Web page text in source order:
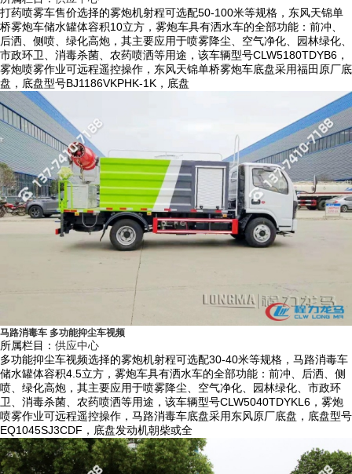
4）前冲洗、后洒水以及后作业水炮适用于城市道路环保降尘、道路清
洗、广告牌清洗环保作业，左右绿化浇灌装置可用于公路绿化带的浇灌作
业。
5）设计成铁路专用抑尘车时可对煤炭装运点喷洒抑尘固化剂，可对每节
火车上的煤炭进行固化，形成保护膜，减少扬尘污染，可实现每节车厢之
间感应间隔停喷。
三、程力龙马抑尘车特点：
1）底盘采用国内知名品牌如东风、重汽、解放、福田等系列，驾驶室内
带冷暖空调，驾驶舒适度高，底盘配置高、质量稳定可靠，售后服务体系
2）根据车型公告而采用方形瓦楞罐体或方圆形罐体，国标优质碳钢材
质，罐体外形设计协调，内设防波板，罐体采用有限元分析方法优化设
计，充分利用车载空间，水罐容积大，并通过了严格的可靠性试验，罐体
内部做防腐防锈处理，更加经久耐用。
3）产品具有自主专利技术，规格齐全从30-120米的射程均常备现货，本
厂雾炮机结构紧凑，射程远，雾粒细小，覆盖面积大，可手动或遥控操
纵，可随意控制调节水平旋转及喷雾角度，远程遥控操作距离可达100米
以上。
4）整车运行稳定，始终处于佳运行状态，使用寿命更长，维护保养成本
低；匹配的雾炮机功力强、射程远、穿透力强、雾粒附着力强、覆盖范围
打药喷雾车售价选择的雾炮机射程可选配50-100米等规格，东风天锦单
桥雾炮车储水罐体容积10立方，雾炮车具有洒水车的全部功能：前冲、
后洒、侧喷、绿化高炮，其主要应用于喷雾降尘、空气净化、园林绿化、
市政环卫、消毒杀菌、农药喷洒等用途，该车辆型号CLW5180TDYB6，
雾炮喷雾作业可远程遥控操作，东风天锦单桥雾炮车底盘采用福田原厂底
盘，底盘型号BJ1186VKPHK-1K，底盘
马路消毒车 多功能抑尘车视频
所属栏目： 供应中心
多功能抑尘车视频选择的雾炮机射程可选配30-40米等规格，马路消毒车
储水罐体容积4.5立方，雾炮车具有洒水车的全部功能：前冲、后洒、侧
喷、绿化高炮，其主要应用于喷雾降尘、空气净化、园林绿化、市政环
卫、消毒杀菌、农药喷洒等用途，该车辆型号CLW5040TDYKL6，雾炮
喷雾作业可远程遥控操作，马路消毒车底盘采用东风原厂底盘，底盘型号
EQ1045SJ3CDF，底盘发动机朝柴或全